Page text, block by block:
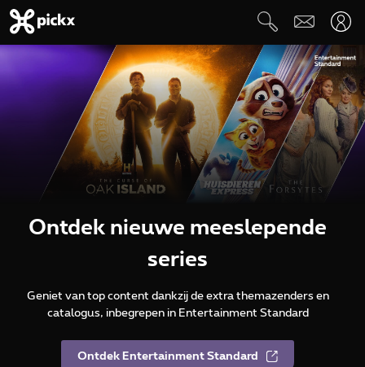
Ontdek nieuwe meeslepende
series
Geniet van top content dankzij de extra themazenders en
catalogus, inbegrepen in Entertainment Standard
Ontdek Entertainment Standard